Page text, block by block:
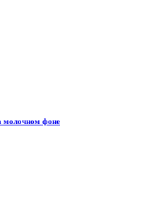
молочном фоне